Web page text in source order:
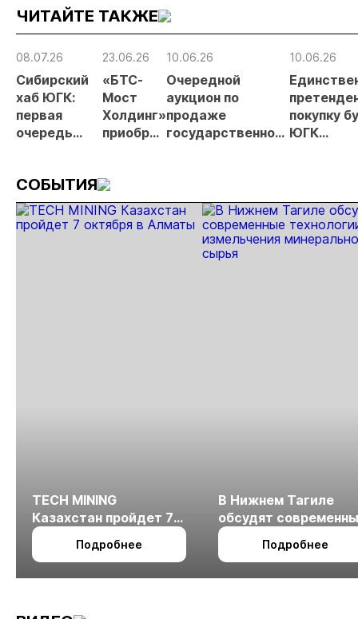
полугодии добыче 43
кг золота и
серебра на
золотодобычи
на фоне
реформы
проектов в
Якутии
ЧИТАЙТЕ ТАКЖЕ
08.07.26
Сибирский
хаб ЮГК:
первая
очередь
выходит на
проектные
показатели
23.06.26
«БТС-
Мост
Холдинг»
приобрёл
93,2
млрд
рублей.
10.06.26
Очередной
аукцион по
продаже
государственного
10.06.26
покупку
ЮГК
СОБЫТИЯ
TECH MINING
Казахстан пройдет 7
октября в Алматы
Подробнее
В Нижнем Тагиле
обсудят
технологии
измельчения
Подробнее